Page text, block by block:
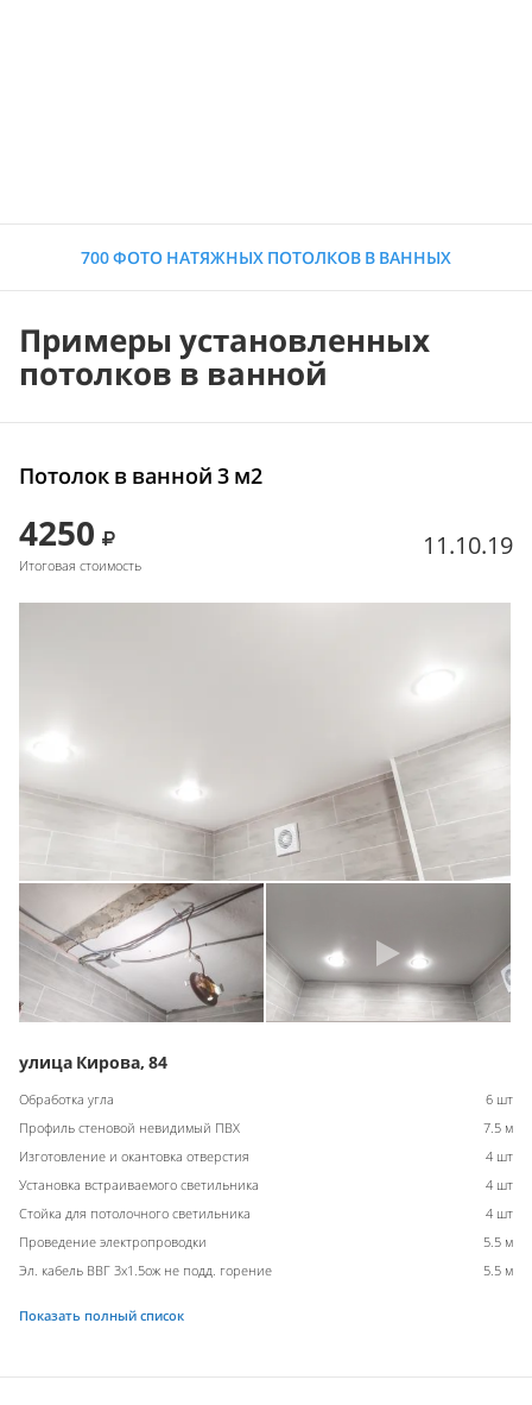
700 ФОТО НАТЯЖНЫХ ПОТОЛКОВ В ВАННЫХ
Примеры установленных
потолков в ванной
Потолок в ванной 3 м2
4250
Итоговая стоимость
11.10.19
улица Кирова, 84
Обработка угла
6 шт
Профиль стеновой невидимый ПВХ
7.5 м
Изготовление и окантовка отверстия
4 шт
Установка встраиваемого светильника
4 шт
Стойка для потолочного светильника
4 шт
Проведение электропроводки
5.5 м
Эл. кабель ВВГ 3х1.5ож не подд. горение
5.5 м
Показать полный список